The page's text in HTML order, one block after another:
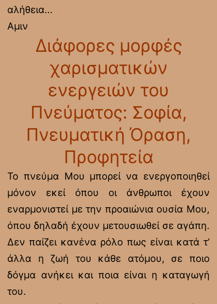
αλήθεια…
Αμιν
Διάφορες μορφές
χαρισματικών
ενεργειών του
Πνεύματος: Σοφία,
Πνευματική Όραση,
Προφητεία
Το πνεύμα Μου μπορεί να ενεργοποιηθεί
μόνον εκεί όπου οι άνθρωποι έχουν
εναρμονιστεί με την προαιώνια ουσία Μου,
όπου δηλαδή έχουν μετουσιωθεί σε αγάπη.
Δεν παίζει κανένα ρόλο πως είναι κατά τ’
άλλα η ζωή του κάθε ατόμου, σε ποιο
δόγμα ανήκει και ποια είναι η καταγωγή
του.